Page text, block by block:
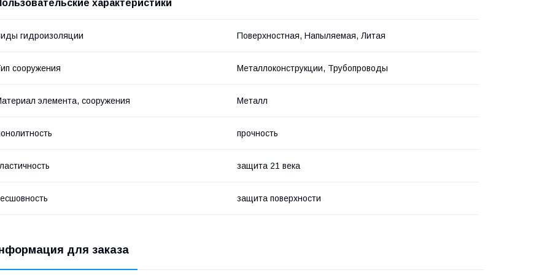
характеристики
гидроизоляции Поверхностная, Напыляемая, Литая
сооружения Металлоконструкции, Трубопроводы
элемента, сооружения Металл
прочность
защита 21 века
защита поверхности
для заказа